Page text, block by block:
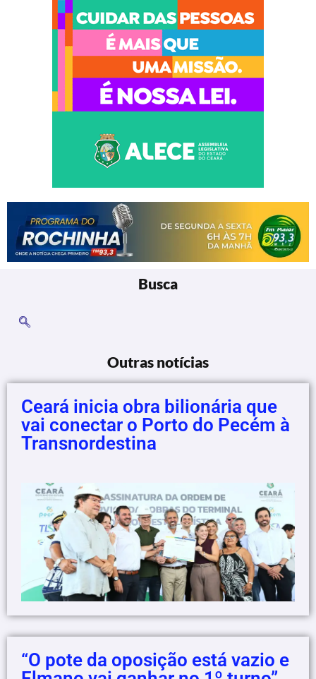
Busca
Outras notícias
Ceará inicia obra bilionária que
vai conectar o Porto do Pecém à
Transnordestina
“O pote da oposição está vazio e